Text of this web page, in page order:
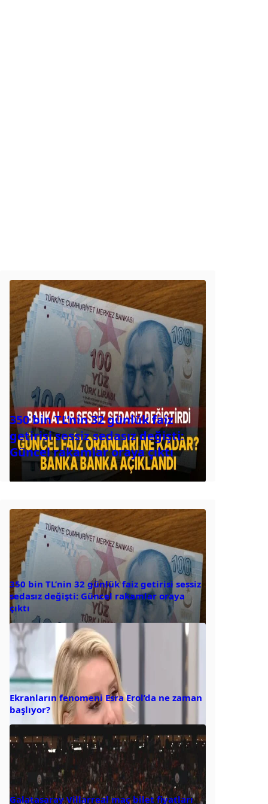
350 bin TL’nin 32 günlük faiz
getirisi sessiz sedasız değişti:
Güncel rakamlar oraya çıktı
350 bin TL’nin 32 günlük faiz getirisi sessiz
sedasız değişti: Güncel rakamlar oraya
çıktı
Ekranların fenomeni Esra Erol’da ne zaman
başlıyor?
Galatasaray Villarreal maç bilet fiyatları